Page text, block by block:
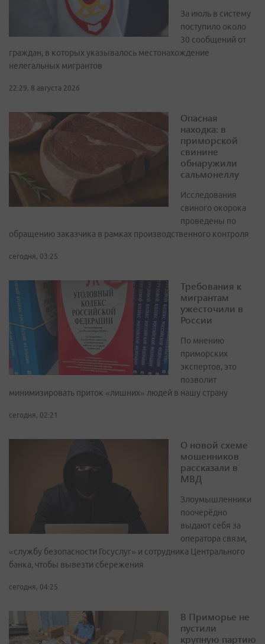
За июль в систему
поступило около
30 сообщений от
граждан, в которых указывалось местонахождение
нелегальных мигрантов
22:29, 8 августа 2026
Опасная
находка: в
приморской
свинине
обнаружили
сальмонеллу
Исследования
свиного окорока
проведены по
обращению заказчика в рамках производственного контроля
сегодня, 03:25
Требования к
мигрантам
ужесточили в
России
По мнению
приморских
экспертов, это
позволит
минимизировать приток «лишних» людей в нашу страну
сегодня, 02:21
О новой схеме
мошенников
рассказали в
МВД
Злоумышленники
поочерёдно
выдают себя за
оператора связи,
«службу безопасности Госуслуг» и сотрудника Центрального
банка, чтобы вывезти сбережения
сегодня, 04:25
В Приморье не
пустили
крупную партию